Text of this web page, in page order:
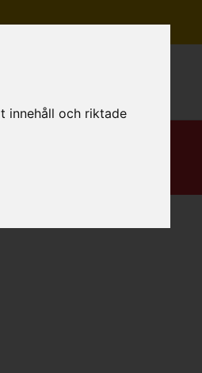
innehåll och riktade